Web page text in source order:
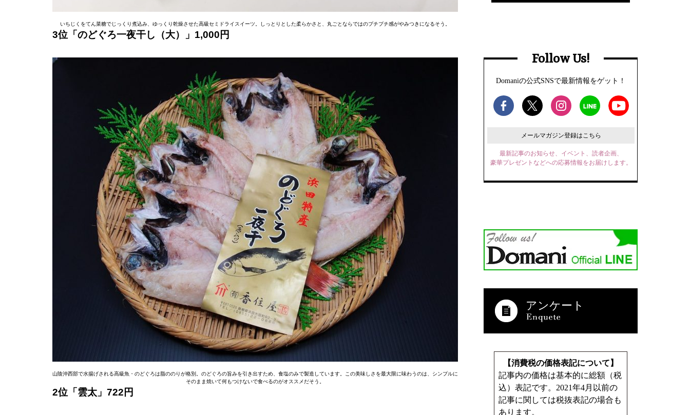
いちじくをてん菜糖でじっくり煮込み、ゆっくり乾燥させた高級セミドライスイーツ。しっとりとした柔らかさと、丸ごとならではのプチプチ感がやみつきになるそう。
3位「のどぐろ一夜干し（大）」1,000円
山陰沖西部で水揚げされる高級魚・のどぐろは脂ののりが格別。のどぐろの旨みを引き出すため、食塩のみで製造しています。この美味しさを最大限に味わうのは、シンプルに
そのまま焼いて何もつけないで食べるのがオススメだそう。
2位「雲太」722円
Follow Us!
Domaniの公式SNSで最新情報をゲット！
メールマガジン登録はこちら
最新記事のお知らせ、イベント、読者企画、
豪華プレゼントなどへの応募情報をお届けします。
アンケート
【消費税の価格表記について】
記事内の価格は基本的に総額（税
込）表記です。2021年4月以前の
記事に関しては税抜表記の場合も
あります。